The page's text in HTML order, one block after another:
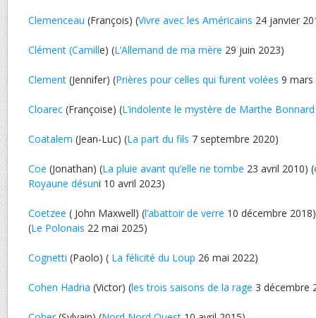
Clemenceau (François) (Vivre avec les Américains 24 janvier
Clément (Camille) (L’Allemand de ma mère 29 juin 2023)
Clement (Jennifer) (Prières pour celles qui furent volées 9 mars
Cloarec (Françoise) (L’indolente le mystère de Marthe Bonnard
Coatalem (Jean-Luc) (La part du fils 7 septembre 2020)
Coe (Jonathan) (La pluie avant qu’elle ne tombe 23 avril 2010) (
Royaune désuni 10 avril 2023)
Coetzee ( John Maxwell) (l’abattoir de verre 10 décembre
(Le Polonais 22 mai 2025)
Cognetti (Paolo) ( La félicité du Loup 26 mai 2022)
Cohen Hadria (Victor) (les trois saisons de la rage 3 décembre